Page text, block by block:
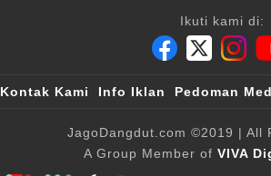
Ikuti kami di:
Kontak Kami Info Iklan Pedoman
JagoDangdut.com ©2019 | All
A Group Member of VIVA